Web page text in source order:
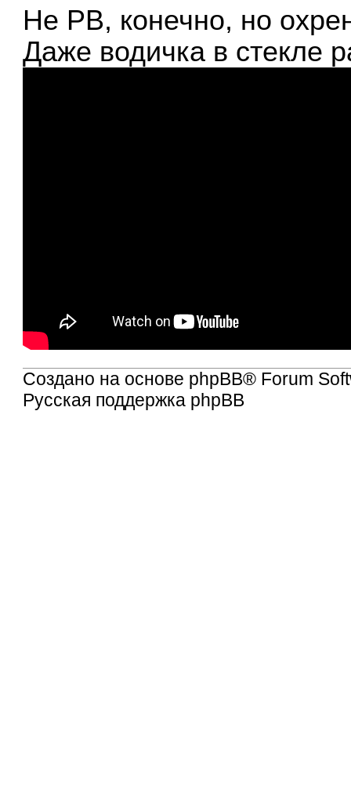
Не РВ, конечно, но
Даже водичка в стекле
Создано на основе phpBB® Forum
Русская поддержка phpBB